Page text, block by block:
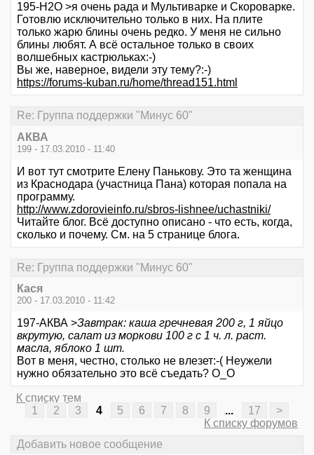
195-Н2О >я очень рада и Мультиварке и Скороварке.
Готовлю исключительно только в них. На плите
только жарю блины очень редко. У меня не сильно
блины любят. А всё остальное только в своих
волшебных кастрюльках:-)
Вы же, наверное, видели эту тему?:-)
https://forums-kuban.ru/home/thread151.html
Re: Группа поддержки "Минус 60"
АКВА
199 - 17.03.2010 - 11:40
И вот тут смотрите Елену Панькову. Это та женщина
из Краснодара (участница Пана) которая попала на
программу.
http://www.zdorovieinfo.ru/sbros-lishnee/uchastniki/
Читайте блог. Всё доступно описано - что есть, когда,
сколько и почему. См. на 5 странице блога.
Re: Группа поддержки "Минус 60"
Кася
200 - 17.03.2010 - 11:42
197-АКВА >Завтрак: каша гречневая 200 г, 1 яйцо
вкрутую, салат из моркови 100 г с 1 ч. л. раст.
масла, яблоко 1 шт.
Вот в меня, честно, столько не влезет:-( Неужели
нужно обязательно это всё съедать? О_О
К списку тем
1
2 3 4 5 6 7 8 9 ... 17
>
К списку форумов
Добавить новое сообщение